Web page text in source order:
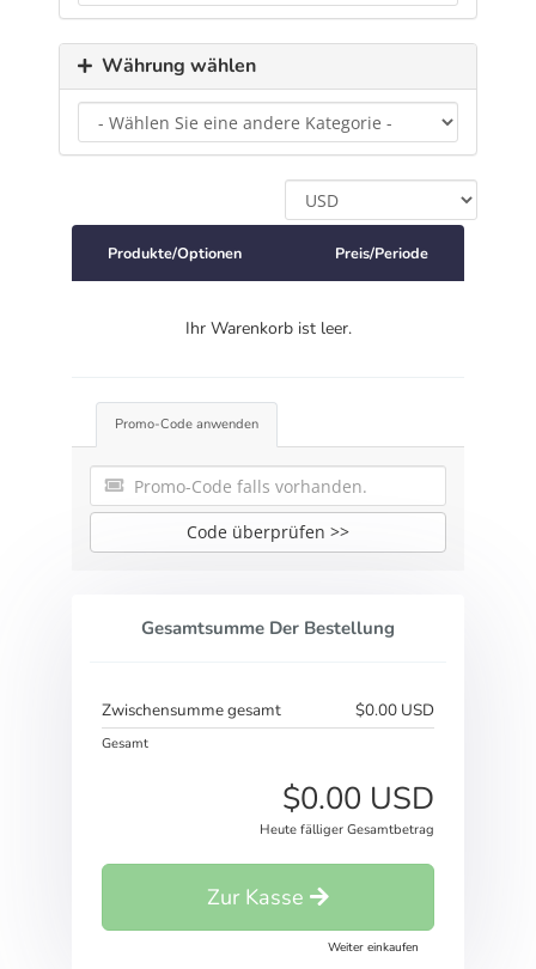
Währung wählen
Produkte/Optionen Preis/Periode
Ihr Warenkorb ist leer.
Promo-Code anwenden
Code überprüfen >>
Gesamtsumme Der Bestellung
Zwischensumme gesamt $0.00 USD
Gesamt
$0.00 USD
Heute fälliger Gesamtbetrag
Zur Kasse
Weiter einkaufen